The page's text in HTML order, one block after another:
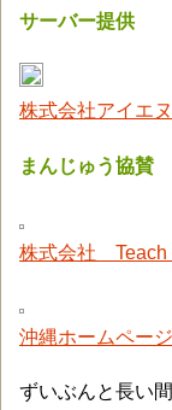
サーバー提供
株式会社アイエ
まんじゅう協賛
株式会社 Teach
沖縄ホームペー
ずいぶんと長い